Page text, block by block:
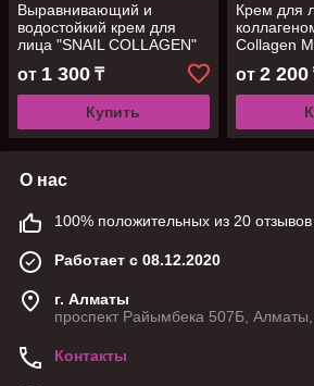
Выравнивающий и
водостойкий крем для
лица "SNAIL COLLAGEN"
муцином улитки, 30мл
от 1 300 ₸
Купить
Крем для
Collagen
от 2 200
О нас
100% положительных из 20 отзывов
Работает с 08.12.2020
г. Алматы
проспект Райымбека 507Б, Алматы,
Контакты